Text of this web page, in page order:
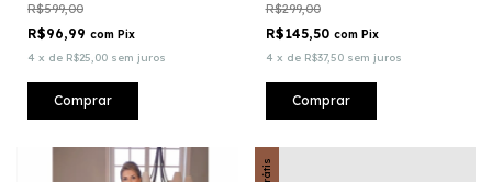
R$599,00
R$96,99 com Pix
4 x de R$25,00 sem juros
Comprar
R$299,00
R$145,50 com Pix
4 x de R$37,50 sem juros
Comprar